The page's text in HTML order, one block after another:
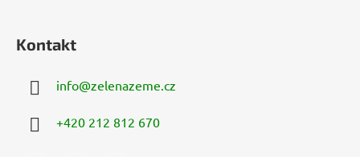
Kontakt
info@zelenazeme.cz
+420 212 812 670